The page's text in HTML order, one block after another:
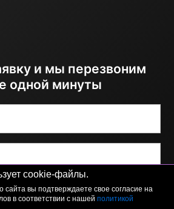
cookie-файлы.
сайта вы подтверждаете свое согласие на
в соответствии с нашей политикой
и мы перезвоним
одной минуты
ОТПРАВИТЬ